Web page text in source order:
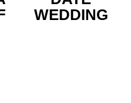
WEDDING